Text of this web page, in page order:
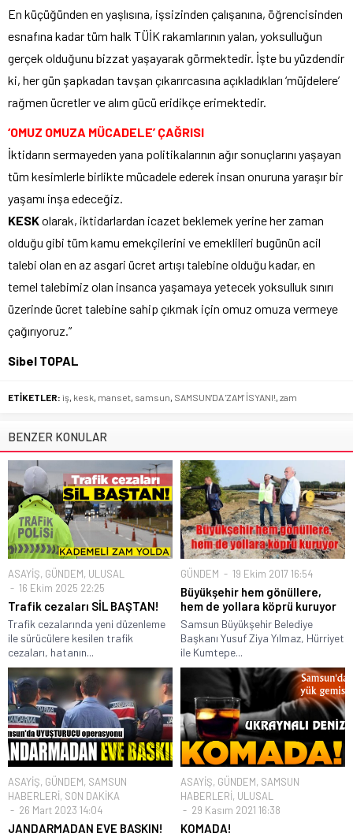
En küçüğünden en yaşlısına, işsizinden çalışanına, öğrencisinden
esnafına kadar tüm halk TÜİK rakamlarının yalan, yoksulluğun
gerçek olduğunu bizzat yaşayarak görmektedir. İşte bu yüzdendir
ki, her gün şapkadan tavşan çıkarırcasına açıkladıkları ‘müjdelere’
rağmen ücretler ve alım gücü eridikçe erimektedir.
‘OMUZ OMUZA MÜCADELE’ ÇAĞRISI
İktidarın sermayeden yana politikalarının ağır sonuçlarını yaşayan
tüm kesimlerle birlikte mücadele ederek insan onuruna yaraşır bir
yaşamı inşa edeceğiz.
KESKolarak, iktidarlardan icazet beklemek yerine her zaman
olduğu gibi tüm kamu emekçilerini ve emeklileri bugünün acil
talebi olan en az asgari ücret artışı talebine olduğu kadar, en
temel talebimiz olan insanca yaşamaya yetecek yoksulluk sınırı
üzerinde ücret talebine sahip çıkmak için omuz omuza vermeye
çağırıyoruz.”
Sibel TOPAL
ETİKETLER: iş kesk manset samsun SAMSUN'DA 'ZAM' İSYANI! zam
BENZER KONULAR
ASAYİŞ, GÜNDEM, ULUSAL
16 Ekim 2025 22:25
Trafik cezaları SİL BAŞTAN!
Trafik cezalarında yeni düzenleme
ile sürücülere kesilen trafik
cezaları, hatanın...
GÜNDEM 19 Ekim 2017 16:54
Büyükşehir hem gönüllere,
hem de yollara köprü kuruyor
Samsun Büyükşehir Belediye
Başkanı Yusuf Ziya Yılmaz, Hürriyet
ile Kumtepe...
ASAYİŞ, GÜNDEM, SAMSUN
HABERLERİ, SON DAKİKA
26 Mart 2023 14:04
JANDARMADAN EVE BASKIN!
ASAYİŞ, GÜNDEM, SAMSUN
HABERLERİ, ULUSAL
29 Kasım 2021 16:38
KOMADA!